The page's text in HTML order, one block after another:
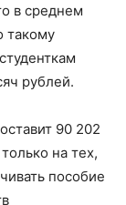
в среднем
такому
рублей.
90 202
на тех,
пособие